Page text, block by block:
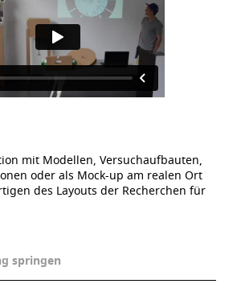
mit Modellen, Versuchaufbauten,
oder als Mock-up am realen Ort
des Layouts der Recherchen für
springen